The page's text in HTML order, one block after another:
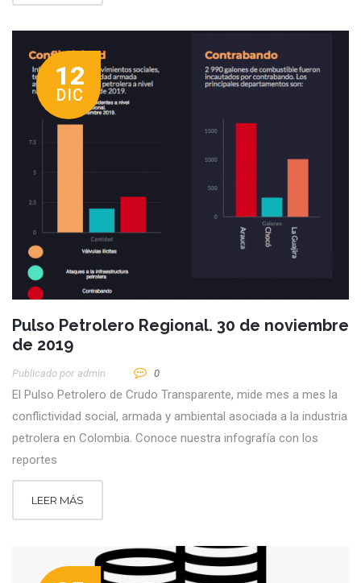
12
DIC
Pulso Petrolero Regional. 30 de noviembre
de 2019
Publicado por Admin 0
El Pulso Petrolero de Crudo Transparente, mide mes a mes la
conflictividad social, armada y ambiental asociada a la industria
petrolera en Colombia. Conoce nuestra infografía con los
reportes
LEER MÁS